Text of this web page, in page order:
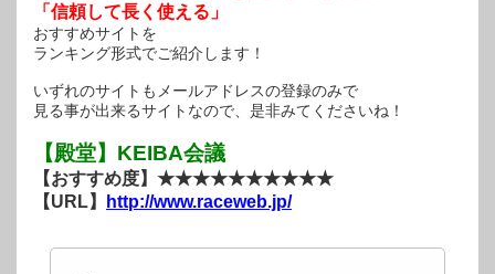
「信頼して長く使える」
おすすめサイトを
ランキング形式でご紹介します！
いずれのサイトもメールアドレスの登録のみで
見る事が出来るサイトなので、是非みてくださいね！
【殿堂】KEIBA会議
【おすすめ度】★★★★★★★★★★
【URL】
http://www.raceweb.jp/